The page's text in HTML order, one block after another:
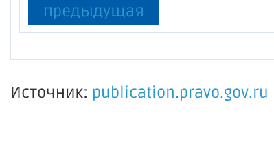
предыдущая
Источник: publication.pravo.gov.ru